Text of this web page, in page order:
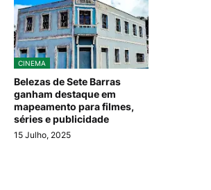
CINEMA
Belezas de Sete Barras
ganham destaque em
mapeamento para filmes,
séries e publicidade
15 Julho, 2025